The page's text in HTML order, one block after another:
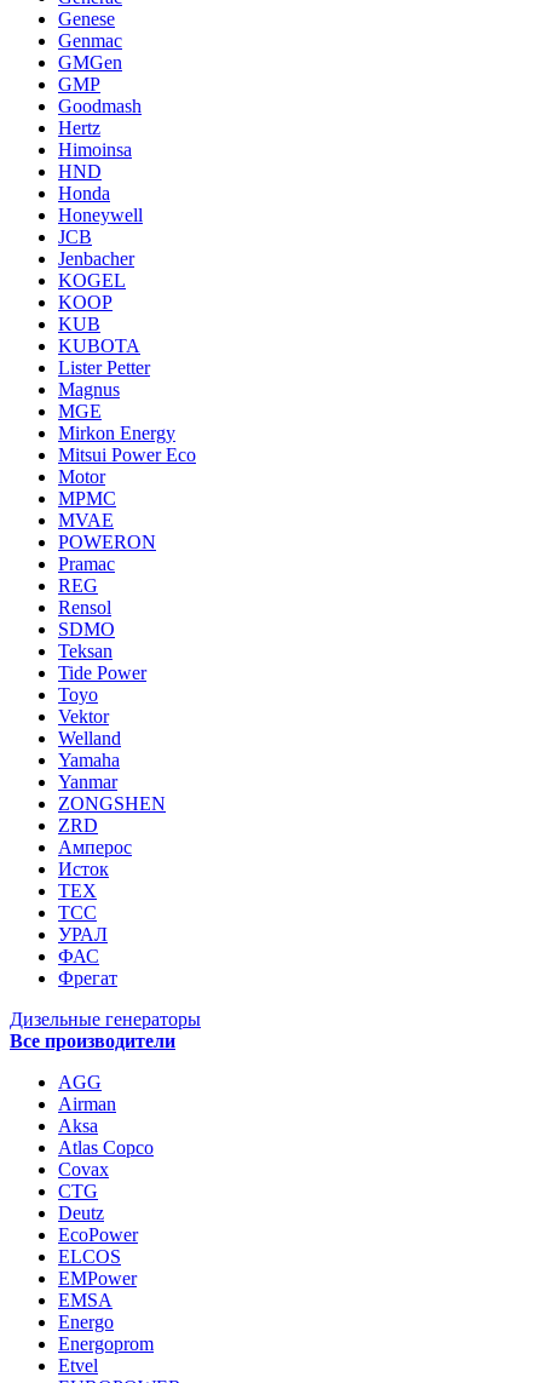
Genese
Genmac
GMGen
GMP
Goodmash
Hertz
Himoinsa
HND
Honda
Honeywell
JCB
Jenbacher
KOGEL
KOOP
KUB
KUBOTA
Lister Petter
Magnus
MGE
Mirkon Energy
Mitsui Power Eco
Motor
MPMC
MVAE
POWERON
Pramac
REG
Rensol
SDMO
Teksan
Tide Power
Toyo
Vektor
Welland
Yamaha
Yanmar
ZONGSHEN
ZRD
Амперос
Исток
ТЕХ
ТСС
УРАЛ
ФАС
Фрегат
Дизельные генераторы
Все производители
AGG
Airman
Aksa
Atlas Copco
Covax
CTG
Deutz
EcoPower
ELCOS
EMPower
EMSA
Energo
Energoprom
Etvel